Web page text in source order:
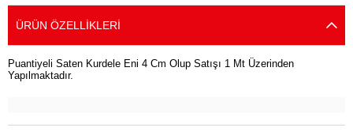
ÜRÜN ÖZELLIKLERI
Puantiyeli Saten Kurdele Eni 4 Cm Olup Satışı 1 Mt Üzerinden
Yapılmaktadır.